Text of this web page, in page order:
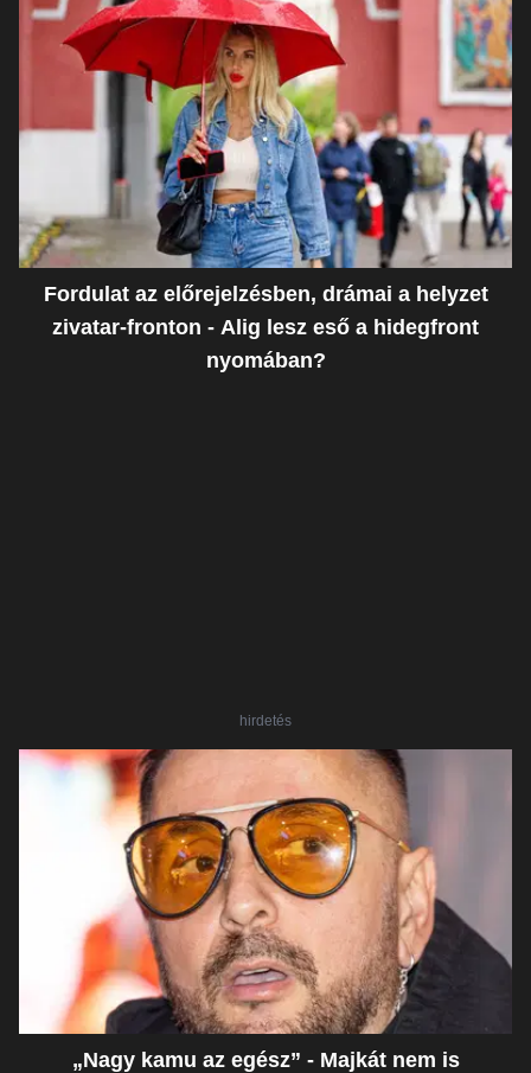
Fordulat az előrejelzésben, drámai a helyzet
zivatar-fronton - Alig lesz eső a hidegfront
nyomában?
hirdetés
„Nagy kamu az egész” - Majkát nem is